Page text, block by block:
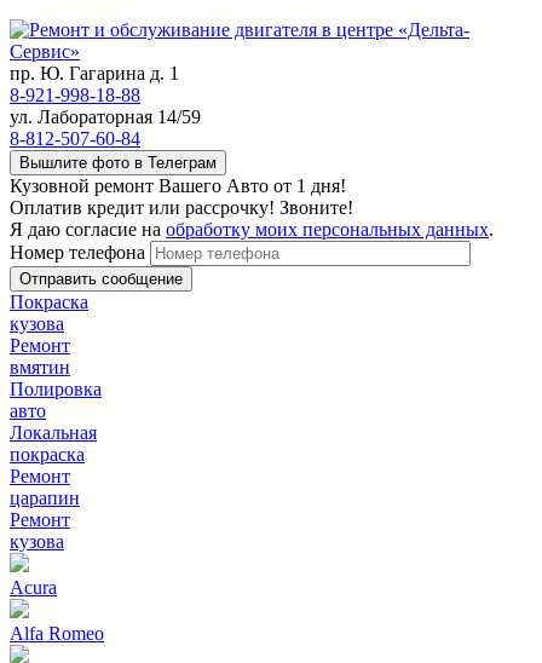
пр. Ю. Гагарина д. 1
8-921-998-18-88
ул. Лабораторная 14/59
8-812-507-60-84
Вышлите фото в Телеграм
Кузовной ремонт Вашего Авто от 1 дня!
Оплатив кредит или рассрочку! Звоните!
Я даю согласие на обработку моих персональных данных.
Номер телефона
Покраска
кузова
Ремонт
вмятин
Полировка
авто
Локальная
покраска
Ремонт
царапин
Ремонт
кузова
Acura
Alfa Romeo